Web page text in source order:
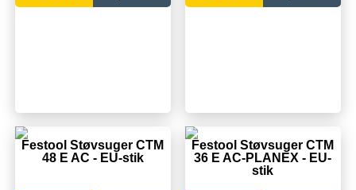
Festool Støvsuger CTM
48 E AC - EU-stik
Festool Støvsuger CTM
36 E AC-PLANEX - EU-
stik